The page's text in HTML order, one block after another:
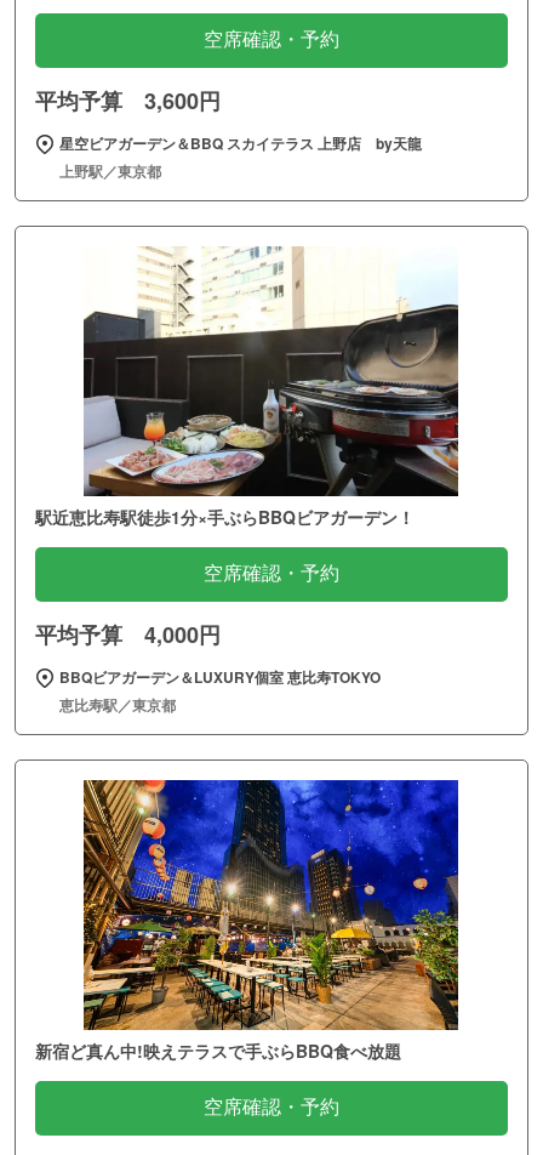
空席確認・予約
平均予算 3,600円
星空ビアガーデン＆BBQ スカイテラス 上野店 by天龍
上野駅／東京都
駅近恵比寿駅徒歩1分×手ぶらBBQビアガーデン！
空席確認・予約
平均予算 4,000円
BBQビアガーデン＆LUXURY個室 恵比寿TOKYO
恵比寿駅／東京都
新宿ど真ん中!映えテラスで手ぶらBBQ食べ放題
空席確認・予約